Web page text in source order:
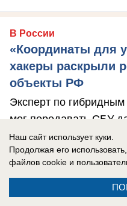
В России
«Координаты для
хакеры раскрыли
объекты РФ
Эксперт по
мог передавать СБУ
энергобъектах.
Наш сайт использует куки.
Продолжая его
файлов cookie и